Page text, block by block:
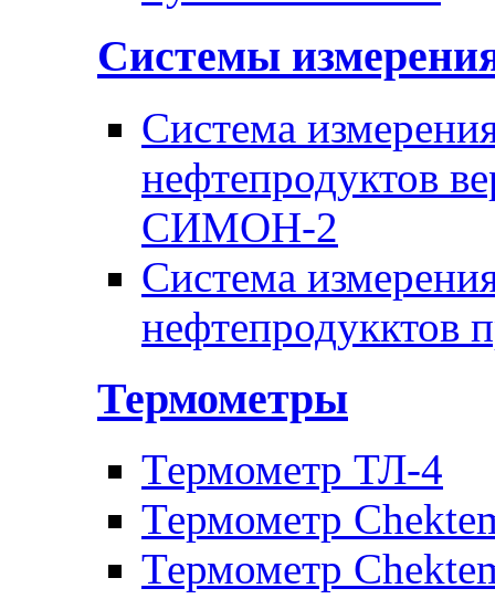
Системы
Система
нефтепродуктов
СИМОН-2
Система
Термометры
Термометр ТЛ-4
Термометр
Термометр